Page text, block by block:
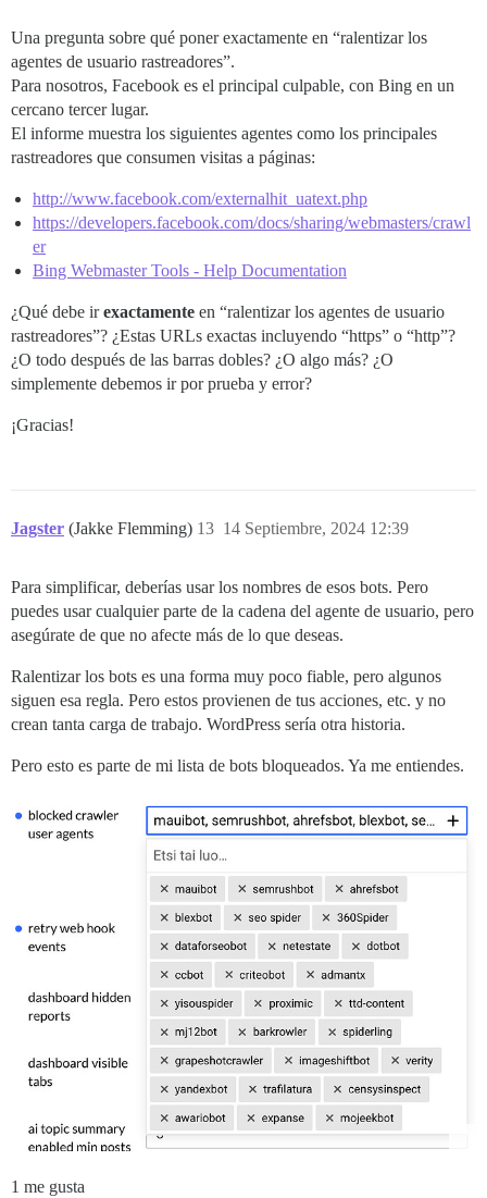
Una pregunta sobre qué poner exactamente en “ralentizar los
agentes de usuario rastreadores”.
Para nosotros, Facebook es el principal culpable, con Bing en un
cercano tercer lugar.
El informe muestra los siguientes agentes como los principales
rastreadores que consumen visitas a páginas:
http://www.facebook.com/externalhit_uatext.php
https://developers.facebook.com/docs/sharing/webmasters/crawl
er
Bing Webmaster Tools - Help Documentation
¿Qué debe irexactamente en “ralentizar los agentes de usuario
rastreadores”? ¿Estas URLs exactas incluyendo “https” o “http”?
¿O todo después de las barras dobles? ¿O algo más? ¿O
simplemente debemos ir por prueba y error?
¡Gracias!
Jagster (Jakke Flemming) 14 Septiembre, 2024 12:39
13
Para simplificar, deberías usar los nombres de esos bots. Pero
puedes usar cualquier parte de la cadena del agente de usuario, pero
asegúrate de que no afecte más de lo que deseas.
Ralentizar los bots es una forma muy poco fiable, pero algunos
siguen esa regla. Pero estos provienen de tus acciones, etc. y no
crean tanta carga de trabajo. WordPress sería otra historia.
Pero esto es parte de mi lista de bots bloqueados. Ya me entiendes.
1 me gusta